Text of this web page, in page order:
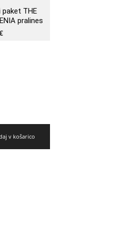
paket THE
pralines
v košarico